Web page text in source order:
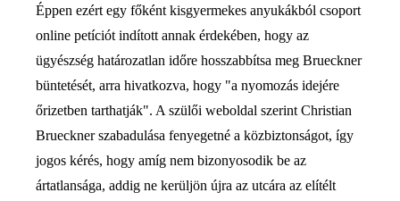
Éppen ezért egy főként kisgyermekes anyukákból csoport
online petíciót indított annak érdekében, hogy az
ügyészség határozatlan időre hosszabbítsa meg Brueckner
büntetését, arra hivatkozva, hogy "a nyomozás idejére
őrizetben tarthatják". A szülői weboldal szerint Christian
Brueckner szabadulása fenyegetné a közbiztonságot, így
jogos kérés, hogy amíg nem bizonyosodik be az
ártatlansága, addig ne kerüljön újra az utcára az elítélt